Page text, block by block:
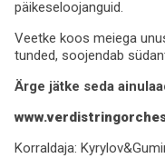
päikeseloojanguid.
Veetke koos meiega
tunded, soojendab
Ärge jätke seda
Korraldaja: